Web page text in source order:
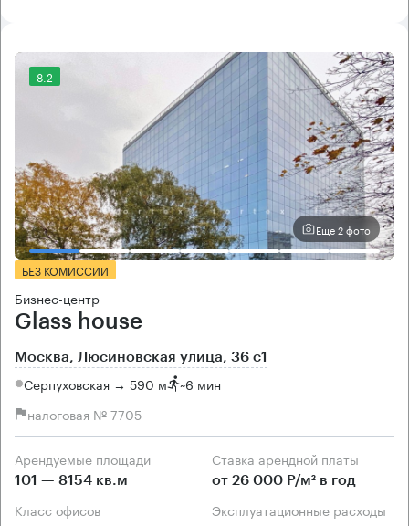
8.2
Еще 2 фото
БЕЗ КОМИССИИ
Бизнес-центр
Glass house
Москва, Люсиновская улица, 36 с1
Серпуховская → 590 м ~6 мин
налоговая № 7705
Арендуемые площади
101 — 8154 кв.м
Ставка арендной платы
от 26 000 Р/м² в год
Класс офисов Эксплуатационные расходы